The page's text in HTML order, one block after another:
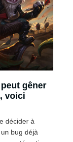
gêner
voici
décider à
bug déjà